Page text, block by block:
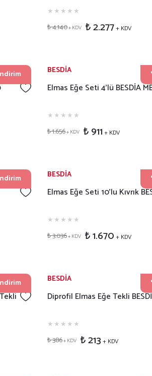
₺ 4.140+ KDV ₺ 2.277+ KDV
BESDİA
Elmas Eğe Seti 4'lü BESDİA
₺ 1.656+ KDV ₺ 911 + KDV
BESDİA
Elmas Eğe Seti 10'lu Kıvrık
₺ 3.036+ KDV ₺ 1.670 + KDV
BESDİA
Diprofil Elmas Eğe Tekli
₺ 386+ KDV ₺ 213 + KDV